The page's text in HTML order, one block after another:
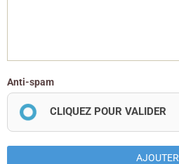
Anti-spam
CLIQUEZ POUR VALIDER
AJOUTER